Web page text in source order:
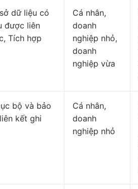
dữ liệu có
được liên
Tích hợp
Cá nhân,
doanh
nghiệp nhỏ,
doanh
nghiệp vừa
bộ và bảo
kết ghi
Cá nhân,
doanh
nghiệp nhỏ